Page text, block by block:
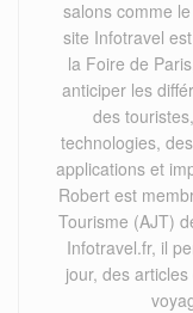
salons comme
site Infotravel
la Foire de
anticiper les
des
technologies,
applications et
Robert est
Tourisme (AJT)
Infotravel.fr, il
jour, des